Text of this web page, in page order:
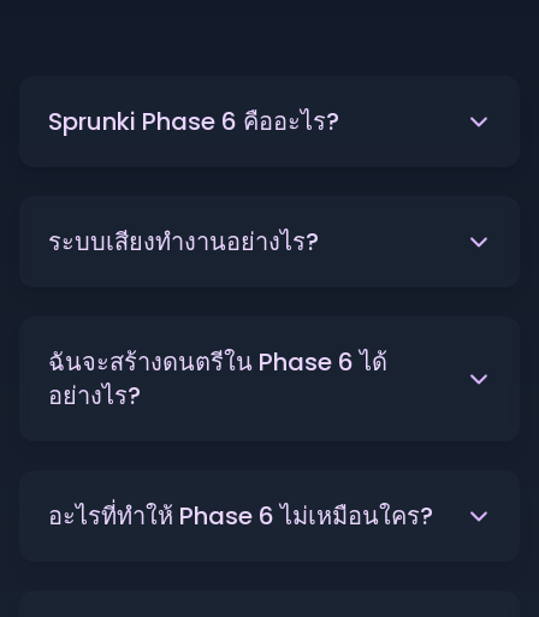
Sprunki Phase 6 คืออะไร?
ระบบเสียงทำงานอย่างไร?
ฉันจะสร้างดนตรีใน Phase 6 ได้
อย่างไร?
อะไรที่ทำให้ Phase 6 ไม่เหมือนใคร?